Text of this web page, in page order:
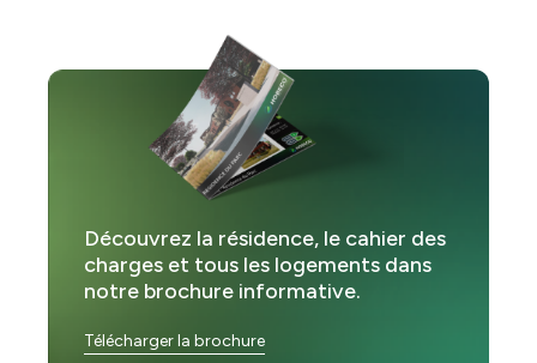
Découvrez la résidence, le cahier des
charges et tous les logements dans
notre brochure informative.
Télécharger la brochure